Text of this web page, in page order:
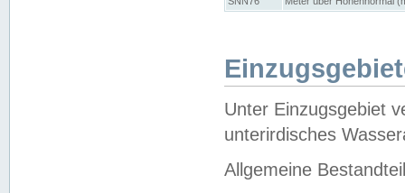
Unter Einzugsgebiet
unterirdisches
Allgemeine